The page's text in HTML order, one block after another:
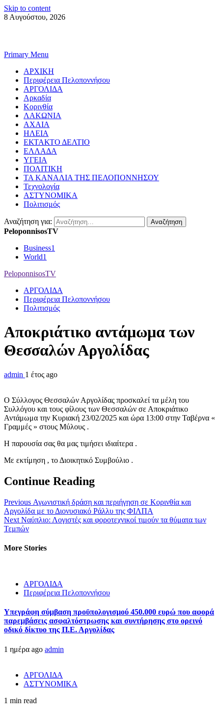
Skip to content
8 Αυγούστου, 2026
Primary Menu
ΑΡΧΙΚΗ
Περιφέρεια Πελοποννήσου
ΑΡΓΟΛΙΔΑ
Αρκαδία
Κορινθία
ΛΑΚΩΝΙΑ
ΑΧΑΙΑ
ΗΛΕΙΑ
ΕΚΤΑΚΤΟ ΔΕΛΤΙΟ
ΕΛΛΑΔΑ
ΥΓΕΙΑ
ΠΟΛΙΤΙΚΗ
ΤΑ ΚΑΝΑΛΙΑ ΤΗΣ ΠΕΛΟΠΟΝΝΗΣΟΥ
Τεχνολογία
ΑΣΤΥΝΟΜΙΚΑ
Πολιτισμός
Αναζήτηση για:
PeloponnisosTV
Business1
World1
PeloponnisosTV
ΑΡΓΟΛΙΔΑ
Περιφέρεια Πελοποννήσου
Πολιτισμός
Αποκριάτικο αντάμωμα των
Θεσσαλών Αργολίδας
admin 1 έτος ago
Ο Σύλλογος Θεσσαλών Αργολίδας προσκαλεί τα μέλη του
Συλλόγου και τους φίλους των Θεσσαλών σε Αποκριάτικο
Αντάμωμα την Κυριακή 23/02/2025 και ώρα 13:00 στην Ταβέρνα «
Γραμμές » στους Μύλους .
Η παρουσία σας θα μας τιμήσει ιδιαίτερα .
Με εκτίμηση , το Διοικητικό Συμβούλιο .
Continue Reading
Previous Αγωνιστική δράση και περιήγηση σε Κορινθία και
Αργολίδα με το Διονυσιακό Ράλλυ της ΦΙΛΠΑ
Next Ναύπλιο: Λογιστές και φοροτεχνικοί τιμούν τα θύματα των
Τεμπών
More Stories
ΑΡΓΟΛΙΔΑ
Περιφέρεια Πελοποννήσου
Υπεγράφη σύμβαση προϋπολογισμού 450.000 ευρώ που αφορά
παρεμβάσεις ασφαλτόστρωσης και συντήρησης στο ορεινό
οδικό δίκτυο της Π.Ε. Αργολίδας
1 ημέρα ago admin
ΑΡΓΟΛΙΔΑ
ΑΣΤΥΝΟΜΙΚΑ
1 min read